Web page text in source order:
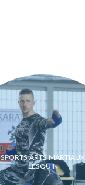
SPORTS ARTS MARTIAUX
LESQUIN